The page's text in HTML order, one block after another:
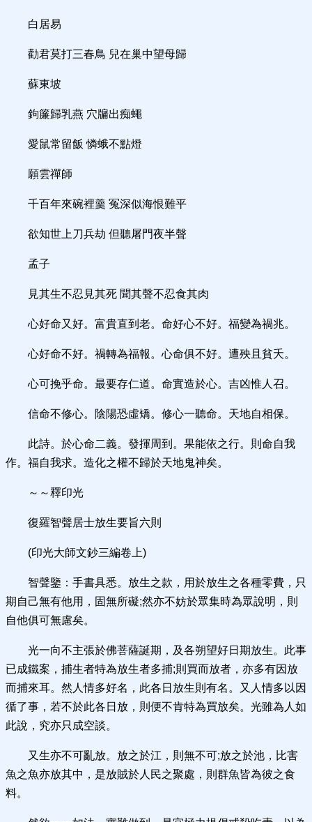
白居易
勸君莫打三春鳥 兒在巢中望母歸
蘇東坡
鉤簾歸乳燕 穴牖出痴蠅
愛鼠常留飯 憐蛾不點燈
願雲禪師
千百年來碗裡羹 冤深似海恨難平
欲知世上刀兵劫 但聽屠門夜半聲
孟子
見其生不忍見其死 聞其聲不忍食其肉
心好命又好。富貴直到老。命好心不好。福變為禍兆。
心好命不好。禍轉為福報。心命俱不好。遭殃且貧夭。
心可挽乎命。最要存仁道。命實造於心。吉凶惟人召。
信命不修心。陰陽恐虛矯。修心一聽命。天地自相保。
此詩。於心命二義。發揮周到。果能依之行。則命自我
作。福自我求。造化之權不歸於天地鬼神矣。
～～釋印光
復羅智聲居士放生要旨六則
(印光大師文鈔三編卷上)
智聲鑒：手書具悉。放生之款，用於放生之各種零費，只
期自己無有他用，固無所礙;然亦不妨於眾集時為眾說明，則
自他俱可無慮矣。
光一向不主張於佛菩薩誕期，及各朔望好日期放生。此事
已成鐵案，捕生者特為放生者多捕;則買而放者，亦多有因放
而捕來耳。然人情多好名，此各日放生則有名。又人情多以因
循了事，若不於此各日放，則便不肯特為買放矣。光雖為人如
此說，究亦只成空談。
又生亦不可亂放。放之於江，則無不可;放之於池，比害
魚之魚亦放其中，是放賊於人民之聚處，則群魚皆為彼之食
料。